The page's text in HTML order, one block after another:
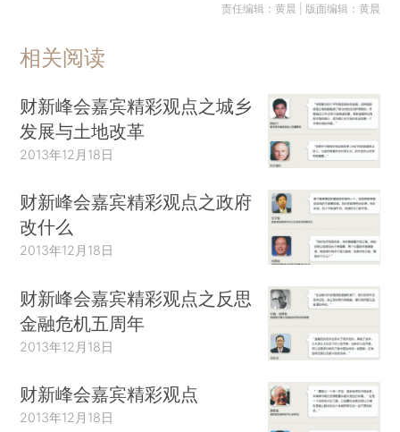
责任编辑：黄晨 | 版面编辑：黄晨
相关阅读
财新峰会嘉宾精彩观点之城乡
发展与土地改革
2013年12月18日
财新峰会嘉宾精彩观点之政府
改什么
2013年12月18日
财新峰会嘉宾精彩观点之反思
金融危机五周年
2013年12月18日
财新峰会嘉宾精彩观点
2013年12月18日